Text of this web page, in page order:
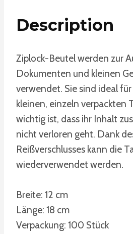
Description
Ziplock-Beutel werden zur
Dokumenten und kleinen
verwendet. Sie sind ideal
kleinen, einzeln verpackten
wichtig ist, dass ihr Inhalt
nicht verloren geht. Dank
Reißverschlusses kann die
wiederverwendet werden.
Breite: 12 cm
Länge: 18 cm
Verpackung: 100 Stück